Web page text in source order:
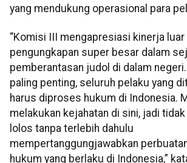
yang mendukung operasional para
“Komisi III mengapresiasi kinerja luar
pengungkapan super besar dalam
pemberantasan judol di dalam negeri.
paling penting, seluruh pelaku yang
harus diproses hukum di Indonesia.
melakukan kejahatan di sini, jadi
lolos tanpa terlebih dahulu
mempertanggungjawabkan
hukum yang berlaku di Indonesia,”